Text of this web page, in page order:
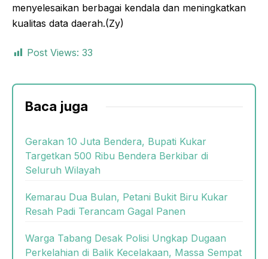
menyelesaikan berbagai kendala dan meningkatkan
kualitas data daerah.(Zy)
Post Views: 33
Baca juga
Gerakan 10 Juta Bendera, Bupati Kukar
Targetkan 500 Ribu Bendera Berkibar di
Seluruh Wilayah
Kemarau Dua Bulan, Petani Bukit Biru Kukar
Resah Padi Terancam Gagal Panen
Warga Tabang Desak Polisi Ungkap Dugaan
Perkelahian di Balik Kecelakaan, Massa Sempat